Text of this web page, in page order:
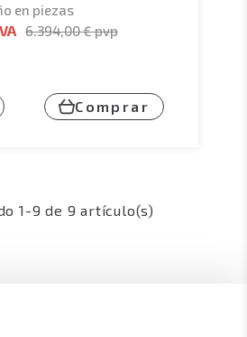
en piezas
6.394,00 €pvp
Comprar
1-9 de 9 artículo(s)